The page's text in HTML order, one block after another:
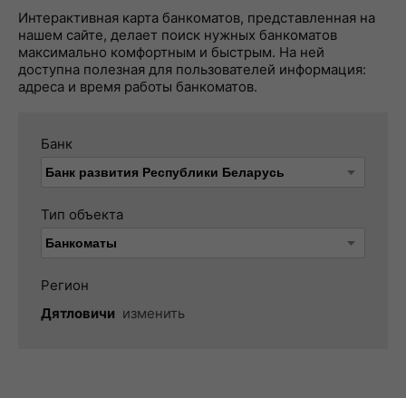
Интерактивная карта банкоматов, представленная на
нашем сайте, делает поиск нужных банкоматов
максимально комфортным и быстрым. На ней
доступна полезная для пользователей информация:
адреса и время работы банкоматов.
Банк
Тип объекта
Регион
Дятловичи изменить